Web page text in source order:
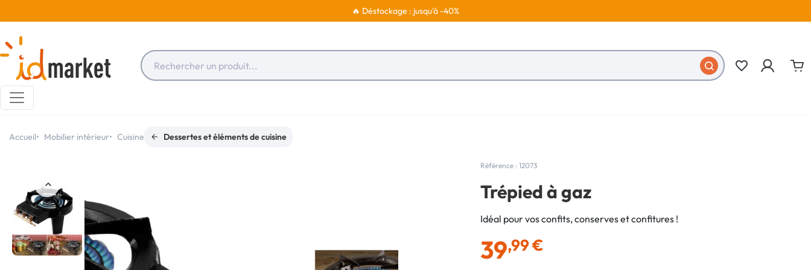
🔥 Déstockage : jusqu'à -40%
favorite_border
Accueil Mobilier intérieur Cuisine Dessertes et éléments de cuisine
Référence : 12073
Trépied à gaz
Idéal pour vos confits, conserves et confitures !
39,99 €